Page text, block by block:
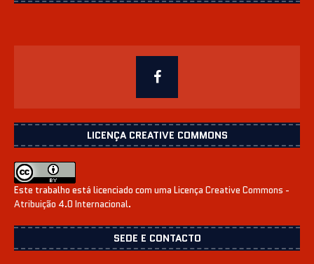
LICENÇA CREATIVE COMMONS
Este trabalho está licenciado com uma Licença Creative Commons -
Atribuição 4.0 Internacional.
SEDE E CONTACTO